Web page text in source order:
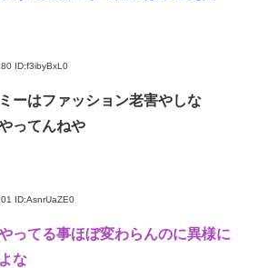
ID:f3ibyBxL0
ーはファッション老害やしな
ってんねや
ID:AsnrUaZE0
ってる事ほぼ変わらんのに異様に
な